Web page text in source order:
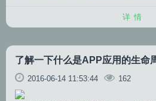
详情
了解一下什么是APP应用的生命
2016-06-14 11:53:44 162